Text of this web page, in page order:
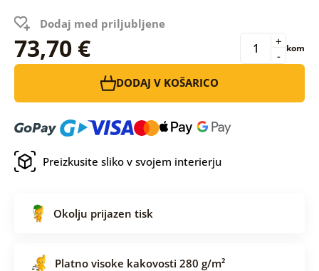
Dodaj med priljubljene
73,70 € -
+ kom
DODAJ V KOŠARICO
Preizkusite sliko v svojem interierju
Okolju prijazen tisk
Platno visoke kakovosti 280 g/m²